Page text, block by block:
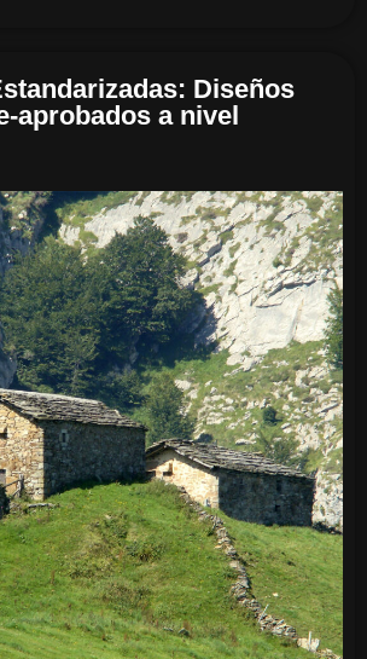
Diseños
aprobados a nivel